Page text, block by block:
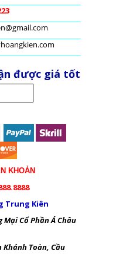
được giá tốt
KHOẢN
Trung Kiên
Cổ Phần Á Châu
Toàn, Cầu